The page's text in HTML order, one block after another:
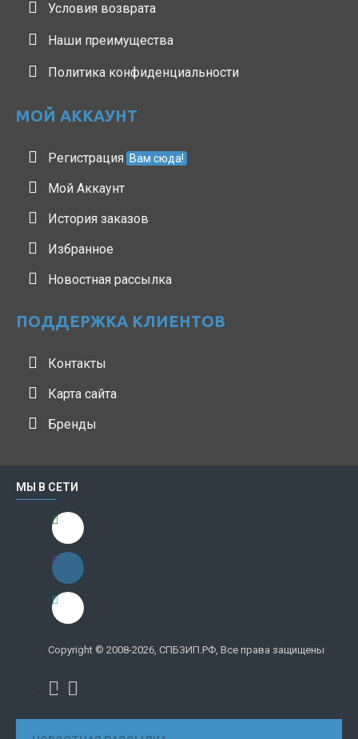
Условия возврата
Наши преимущества
Политика конфиденциальности
МОЙ АККАУНТ
Регистрация Вам сюда!
Мой Аккаунт
История заказов
Избранное
Новостная рассылка
ПОДДЕРЖКА КЛИЕНТОВ
Контакты
Карта сайта
Бренды
МЫ В СЕТИ
Copyright © 2008-2026, СПБЗИП.РФ, Все права защищены